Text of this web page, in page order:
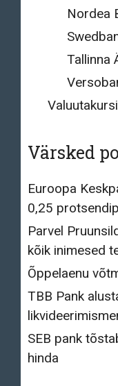
Nordea
Tallinna
Värsked
Euroopa
0,25
Parvel
kõik inimesed
Õppelaenu
TBB Pank
SEB pank
hinda